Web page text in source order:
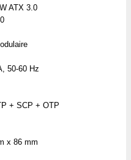
ATX 3.0
50-60 Hz
+ SCP + OTP
x 86 mm